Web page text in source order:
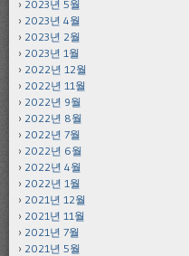
2023년 5월
2023년 4월
2023년 2월
2023년 1월
2022년 12월
2022년 11월
2022년 9월
2022년 8월
2022년 7월
2022년 6월
2022년 4월
2022년 1월
2021년 12월
2021년 11월
2021년 7월
2021년 5월